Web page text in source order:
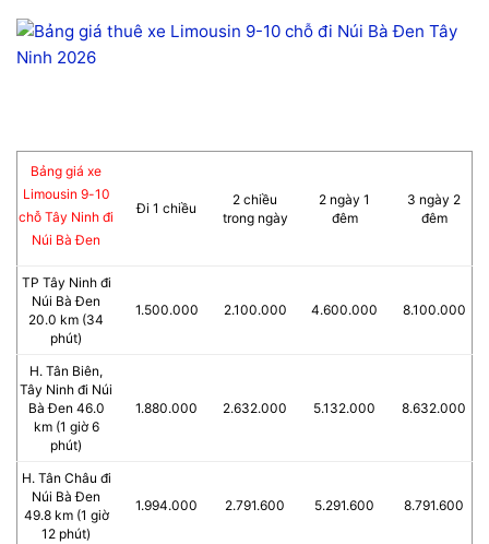
Bảng giá xe
Limousin 9-10
chỗ Tây Ninh đi
Núi Bà Đen
Đi 1 chiều
2 chiều
trong ngày
2 ngày 1
đêm
3 ngày 2
đêm
TP Tây Ninh đi
Núi Bà Đen
20.0 km (34
phút)
1.500.000 2.100.000 4.600.000 8.100.000
H. Tân Biên,
Tây Ninh đi Núi
Bà Đen 46.0
km (1 giờ 6
phút)
1.880.000 2.632.000 5.132.000 8.632.000
H. Tân Châu đi
Núi Bà Đen
49.8 km (1 giờ
12 phút)
1.994.000 2.791.600 5.291.600 8.791.600